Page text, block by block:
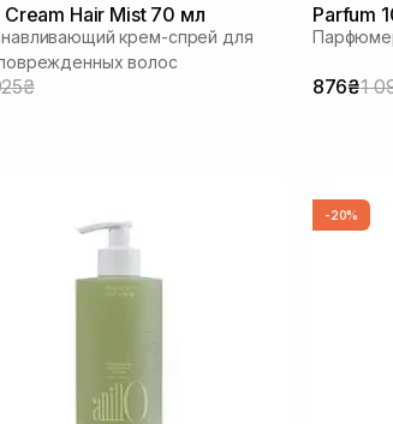
Cream Hair Mist 70 мл
крем-спрей для
волос
Parfum
876₴1
-20%